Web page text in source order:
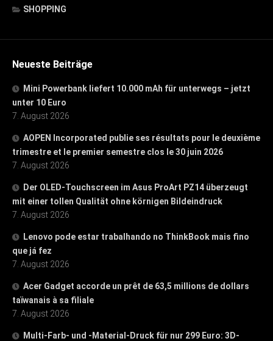
SHOPPING
Neueste Beiträge
Mini Powerbank liefert 10.000 mAh für unterwegs – jetzt
unter 10 Euro
7. August 2026
AOPEN Incorporated publie ses résultats pour le deuxième
trimestre et le premier semestre clos le 30 juin 2026
7. August 2026
Der OLED-Touchscreen im Asus ProArt PZ14 überzeugt
mit einer tollen Qualität ohne körnigen Bildeindruck
7. August 2026
Lenovo pode estar trabalhando no ThinkBook mais fino
que já fez
7. August 2026
Acer Gadget accorde un prêt de 63,5 millions de dollars
taïwanais à sa filiale
7. August 2026
Multi-Farb- und -Material-Druck für nur 299 Euro: 3D-